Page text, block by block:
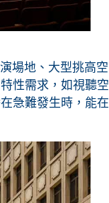
場地、大型挑高空
性需求，如視聽空
急難發生時，能在